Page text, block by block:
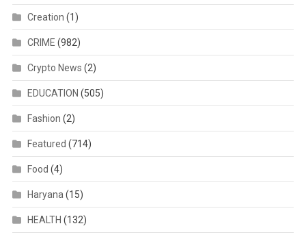
Creation (1)
CRIME (982)
Crypto News (2)
EDUCATION (505)
Fashion (2)
Featured (714)
Food (4)
Haryana (15)
HEALTH (132)